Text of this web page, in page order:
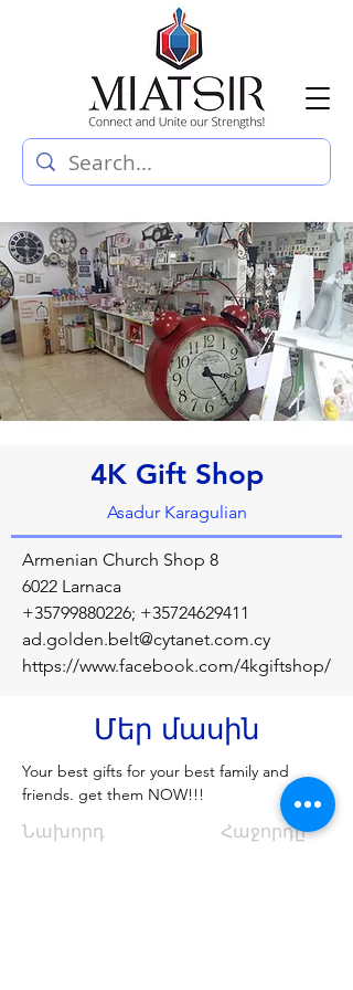
4K Gift Shop
Asadur Karagulian
Armenian Church Shop 8
6022 Larnaca
+35799880226; +35724629411
ad.golden.belt@cytanet.com.cy
https://www.facebook.com/4kgiftshop/
Մեր մասին
Your best gifts for your best family and
friends. get them NOW!!!
Նախորդ Հաջորդը